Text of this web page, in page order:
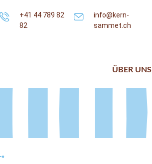
+41 44 789 82
82
info@kern-
sammet.ch
ÜBER UNS